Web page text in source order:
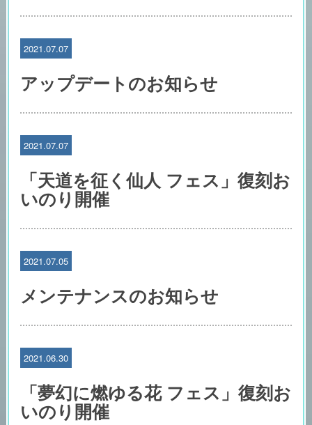
2021.07.07
アップデートのお知らせ
2021.07.07
「天道を征く仙人 フェス」復刻お
いのり開催
2021.07.05
メンテナンスのお知らせ
2021.06.30
「夢幻に燃ゆる花 フェス」復刻お
いのり開催